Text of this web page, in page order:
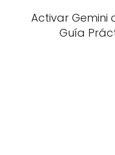
Activar Gemini
Guía